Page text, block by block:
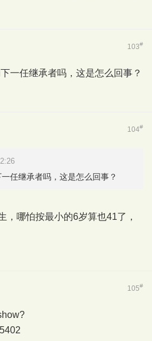
103#
一任继承者吗，这是怎么回事？
104#
任继承者吗，这是怎么回事？
，哪怕按最小的6岁算也41了，
105#